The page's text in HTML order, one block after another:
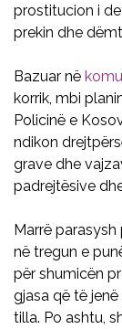
prostitucion i
prekin dhe
Bazuar në
korrik, mbi
Policinë e
ndikon
grave dhe
padrejtësive
Marrë
në tregun e
për shumicën
gjasa që të
tilla. Po ashtu,